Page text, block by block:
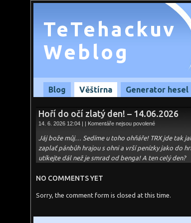
TeTehackuv
Weblog
Blog Věštírna Generator hesel
Hoří do očí zlatý den! – 14.06.2026
14. 6. 2026 12:04 | | Komentáře nejsou povolenéu
s
názvem
Hoří
do
očí
zlatý
Jáj bože můj… Sedíme u toho ohňáře! TRX jde tak
zaplať pánbůh hrajou s ohni a vrší penízky jako do
utíkejte dál než je smrad od benga! A ten celý den?
NO COMMENTS YET
Sorry, the comment form is closed at this time.